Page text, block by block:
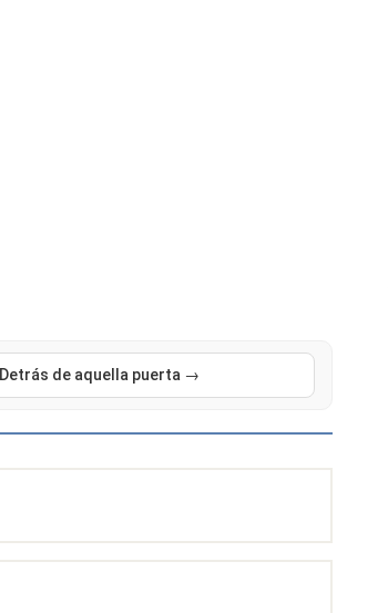
Detrás de aquella puerta →